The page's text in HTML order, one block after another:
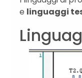
e linguaggi